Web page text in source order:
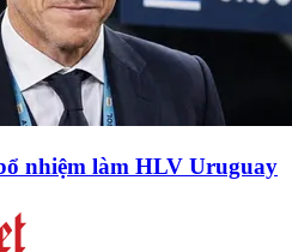
nhiệm làm HLV Uruguay